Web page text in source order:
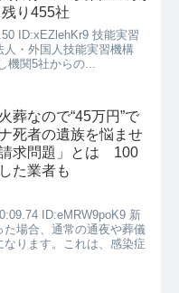
り455社
ID:xEZlehKr9 技能実習
・外国人技能実習機構
機関5社からの...
葬なので“45万円”で
死者の遺族を悩ませ
求問題」とは 100
た業者も
ID:eMRW9poK9 新
場合、通常の通夜や葬儀
ります。これは、感染症